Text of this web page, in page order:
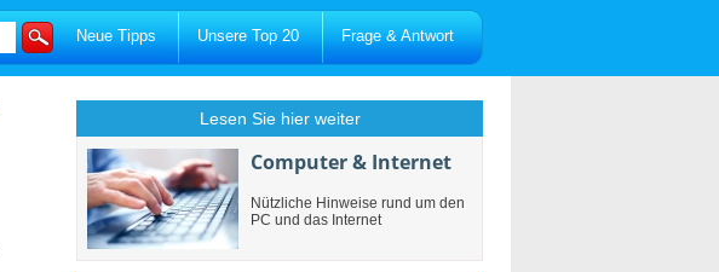
Neue Tipps Unsere Top 20 Frage & Antwort
Lesen Sie hier weiter
Computer & Internet
Nützliche Hinweise rund um den
PC und das Internet